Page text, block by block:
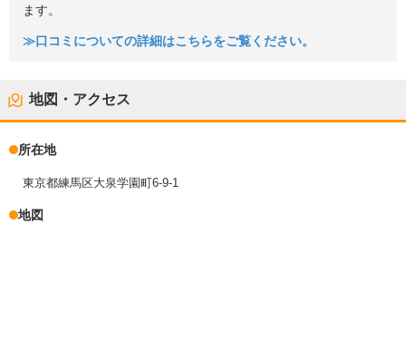
ます。
≫口コミについての詳細はこちらをご覧ください。
地図・アクセス
所在地
東京都練馬区大泉学園町6-9-1
地図